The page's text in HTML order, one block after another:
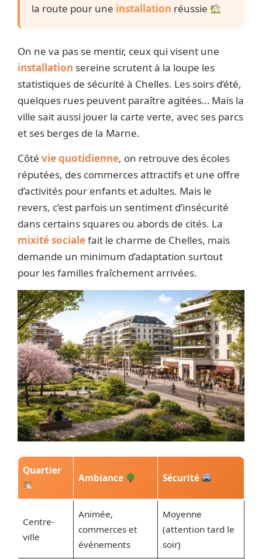
la route pour une installation réussie
On ne va pas se mentir, ceux qui visent une
installation sereine scrutent à la loupe les
statistiques de sécurité à Chelles. Les soirs d’été,
quelques rues peuvent paraître agitées… Mais la
ville sait aussi jouer la carte verte, avec ses parcs
et ses berges de la Marne.
Côté vie quotidienne, on retrouve des écoles
réputées, des commerces attractifs et une offre
d’activités pour enfants et adultes. Mais le
revers, c’est parfois un sentiment d’insécurité
dans certains squares ou abords de cités. La
mixité socialefait le charme de Chelles, mais
demande un minimum d’adaptation surtout
pour les familles fraîchement arrivées.
Quartier
Ambiance Sécurité
Centre-
ville
Animée,
commerces et
événements
Moyenne
(attention tard le
soir)